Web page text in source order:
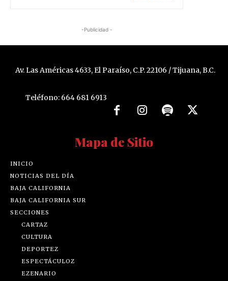
-Publicidad -
Av. Las Américas 4633, El Paraíso, C.P. 22106 / Tijuana, B.C.
Teléfono: 664 681 6913
Mapa de Sitio
INICIO
NOTICIAS DEL DÍA
BAJA CALIFORNIA
BAJA CALIFORNIA SUR
SECCIONES
CARTAZ
CULTURA
DEPORTEZ
ESPECTÁCULOZ
EZENARIO